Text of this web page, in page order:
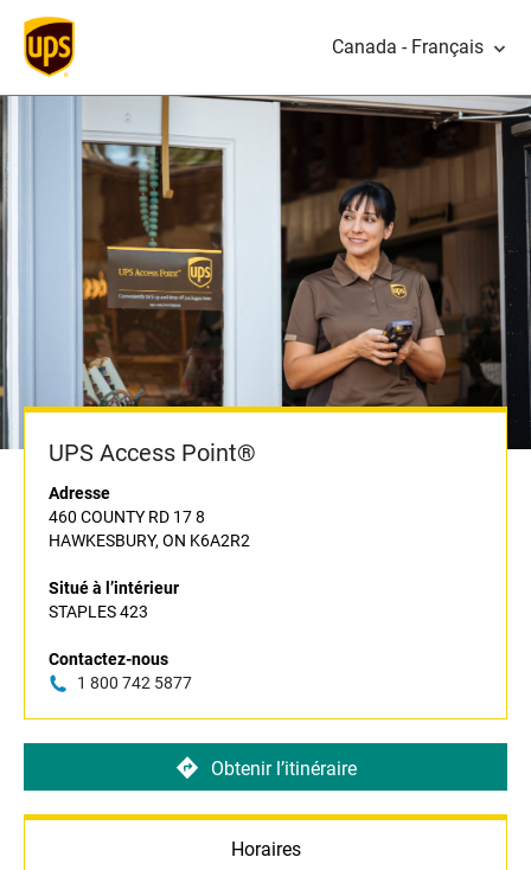
Canada - Français
UPS Access Point®
Adresse
460 COUNTY RD 17 8
HAWKESBURY, ON K6A2R2
Situé à l’intérieur
STAPLES 423
Contactez-nous
1 800 742 5877
Obtenir l’itinéraire
Horaires